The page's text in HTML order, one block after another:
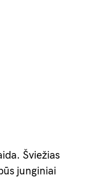
Šviežias
junginiai